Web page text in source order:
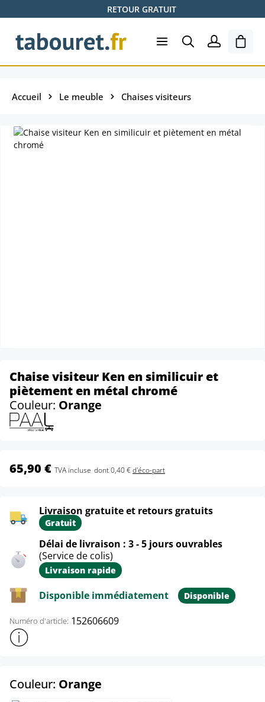
Passer au contenu principalRETOUR GRATUIT
Le
Accueil Le meuble Chaises visiteurs
Chaise visiteur Ken en similicuir et
piètement en métal chromé
Couleur: Orange
65,90 € TVA incluse dont 0,40 €d'éco-part
Livraison gratuite et retours gratuits
Gratuit
Délai de livraison : 3 - 5 jours ouvrables
(Service de colis)
Livraison rapide
Disponible immédiatement Disponible
Numéro d'article: 152606609
Afficher plus d'informations sur le produit
Couleur: Orange